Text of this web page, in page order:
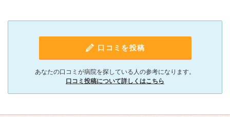
口コミを投稿
あなたの口コミが病院を探している人の参考になります。
口コミ投稿について詳しくはこちら